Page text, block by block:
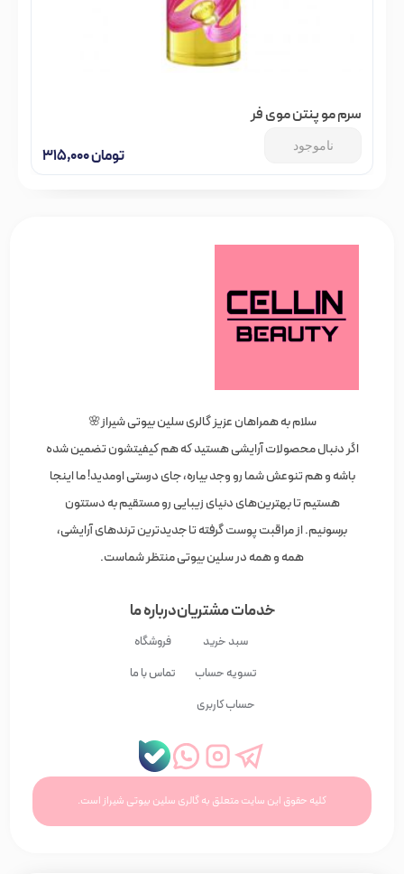
سرم مو پنتن موی فر
تومان
ناموجود
سلام به همراهان عزیز گالری سلین بیوتی شیراز🌸
اگر دنبال محصولات آرایشی هستید که هم کیفیتشون تضمین شده
باشه و هم تنوعش شما رو وجد بیاره، جای درستی اومدید! ما اینجا
هستیم تا بهترین‌های دنیای زیبایی رو مستقیم به دستتون
برسونیم. از مراقبت پوست گرفته تا جدیدترین ترندهای آرایشی،
همه و همه در سلین بیوتی منتظر شماست.
خدمات مشتریان
سبد خرید
تسویه حساب
حساب کاربری
درباره ما
فروشگاه
تماس با ما
کلیه حقوق این سایت متعلق به گالری سلین بیوتی شیراز است.